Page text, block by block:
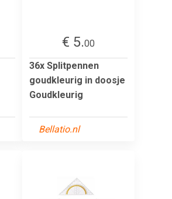
€ 5.00
36x Splitpennen
goudkleurig in doosje
Goudkleurig
Bellatio.nl